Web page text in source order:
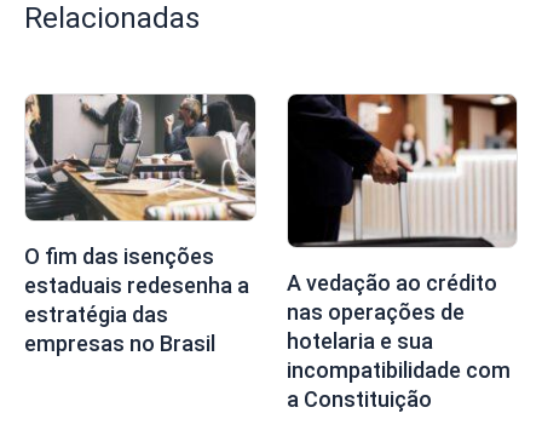
Relacionadas
O fim das isenções
estaduais redesenha a
estratégia das
empresas no Brasil
A vedação ao crédito
nas operações de
hotelaria e sua
incompatibilidade com
a Constituição